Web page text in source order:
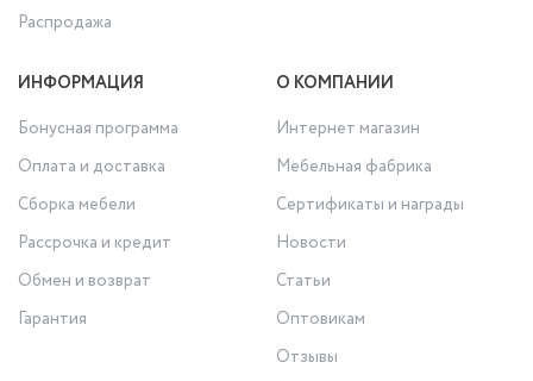
Распродажа
ИНФОРМАЦИЯ
Бонусная программа
Оплата и доставка
Сборка мебели
Рассрочка и кредит
Обмен и возврат
Гарантия
О КОМПАНИИ
Интернет магазин
Мебельная фабрика
Сертификаты и награды
Новости
Статьи
Оптовикам
Отзывы